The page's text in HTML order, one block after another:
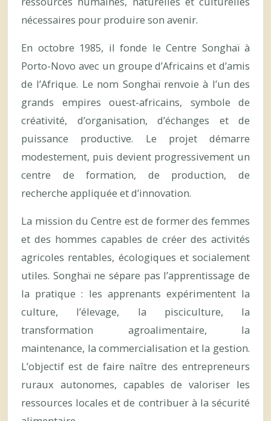
nécessaires pour produire son avenir.
En octobre 1985, il fonde le Centre Songhaï à
Porto-Novo avec un groupe d’Africains et d’amis
de l’Afrique. Le nom Songhaï renvoie à l’un des
grands empires ouest-africains, symbole de
créativité, d’organisation, d’échanges et de
puissance productive. Le projet démarre
modestement, puis devient progressivement un
centre de formation, de production, de
recherche appliquée et d’innovation.
La mission du Centre est de former des femmes
et des hommes capables de créer des activités
agricoles rentables, écologiques et socialement
utiles. Songhaï ne sépare pas l’apprentissage de
la pratique : les apprenants expérimentent la
culture, l’élevage, la pisciculture, la
transformation agroalimentaire, la
maintenance, la commercialisation et la gestion.
L’objectif est de faire naître des entrepreneurs
ruraux autonomes, capables de valoriser les
ressources locales et de contribuer à la sécurité